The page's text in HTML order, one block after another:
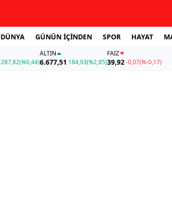
DÜNYA GÜNÜN İÇİNDEN SPOR HAYAT
287,82(%0,44)
ALTIN
6.677,51 184,93(%2,85)
FAİZ
39,92-0,07(%-0,17)